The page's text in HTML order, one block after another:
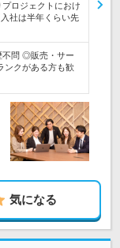
プロジェクトにおけ
社は半年くらい先
不問 ◎販売・サー
ンクがある方も歓
気になる